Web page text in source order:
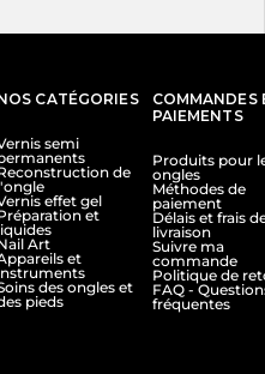
CATÉGORIES
semi
de
effet gel
et
Art
et
des ongles et
pieds
COMMANDES
PAIEMENTS
Produits pour
ongles
Méthodes de
paiement
Délais et frais
livraison
Suivre ma
commande
Politique de
FAQ -
fréquentes